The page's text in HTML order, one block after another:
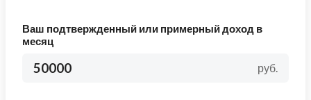
Ваш подтвержденный или примерный доход в
месяц
руб.